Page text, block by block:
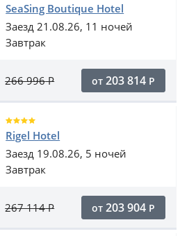
SeaSing Boutique Hotel
Заезд 21.08.26, 11 ночей
Завтрак
266 996Р от 203 814 Р
Rigel Hotel
Заезд 19.08.26, 5 ночей
Завтрак
267 114Р от 203 904 Р